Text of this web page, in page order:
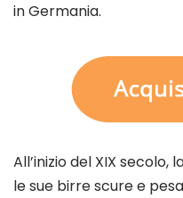
in Germania.
All’inizio del XIX
le sue birre scure e